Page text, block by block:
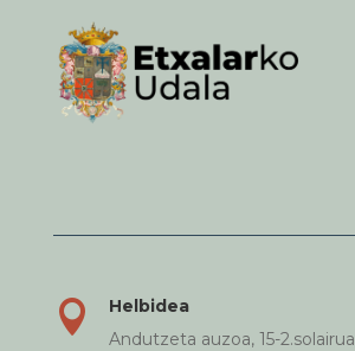

Helbidea
Andutzeta auzoa, 15-2.solairua